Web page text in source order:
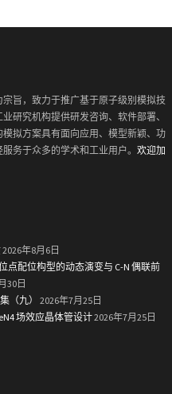
旨，致力于推广基于原子级别模拟技
研究机构提供研发咨询、软件部署、
拟方案具有面向应用、模型新颖、功
务于众多的学术和工业用户。 欢迎加
2026年8月6日
点配位构型的动态演变与 C-N 偶联前
30日
（九）
2026年7月25日
场效应晶体管设计2026年7月25日